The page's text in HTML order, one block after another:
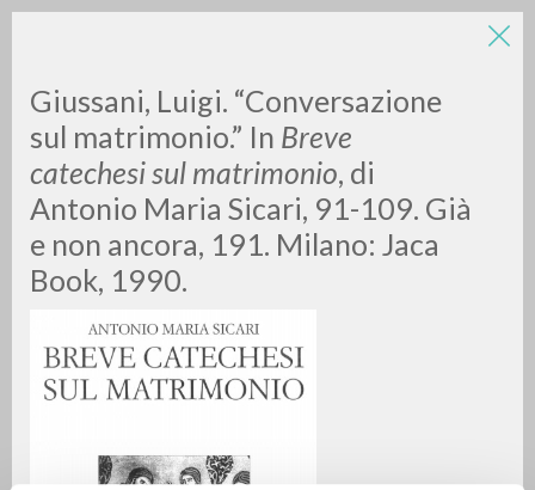
Giussani, Luigi. “Conversazione
sul matrimonio.” In Breve
catechesi sul matrimonio, di
Antonio Maria Sicari, 91-109. Già
e non ancora, 191. Milano: Jaca
Book, 1990.
LUIGI
GIUSSANI
scritti